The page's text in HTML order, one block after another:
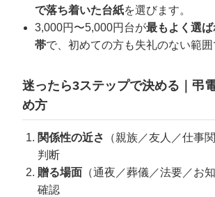
で落ち着いた台紙を選びます。
3,000円〜5,000円台が最もよく選
帯で、初めての方も失礼のない範囲
迷ったら3ステップで決める｜弔
め方
関係性の近さ
（親族／友人／仕事
判断
贈る場面 （通夜／葬儀／法要／お
確認